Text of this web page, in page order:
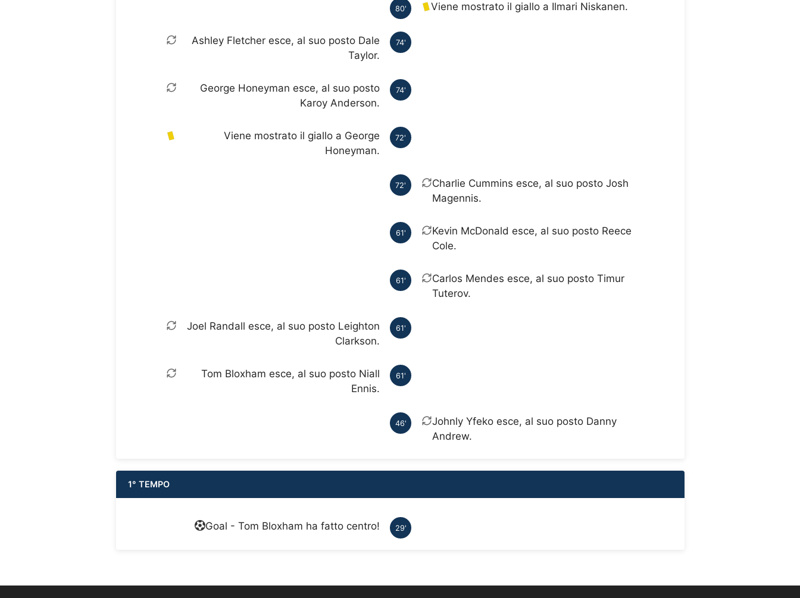
80' Viene mostrato il giallo a Ilmari Niskanen.
74'
Ashley Fletcher esce, al suo posto Dale
Taylor.
74'
George Honeyman esce, al suo posto
Karoy Anderson.
72'
Viene mostrato il giallo a George
Honeyman.
72'
Charlie Cummins esce, al suo posto Josh
Magennis.
61'
Kevin McDonald esce, al suo posto Reece
Cole.
61'
Carlos Mendes esce, al suo posto Timur
Tuterov.
61'
Joel Randall esce, al suo posto Leighton
Clarkson.
61'
Tom Bloxham esce, al suo posto Niall
Ennis.
46'
Johnly Yfeko esce, al suo posto Danny
Andrew.
1° TEMPO
29'
Goal - Tom Bloxham ha fatto centro!